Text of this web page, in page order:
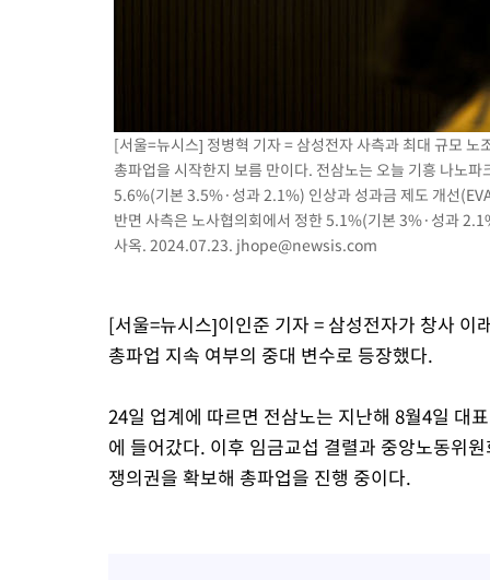
[서울=뉴시스] 정병혁 기자 = 삼성전자 사측과 최대 규모
총파업을 시작한지 보름 만이다. 전삼노는 오늘 기흥 나노
5.6%(기본 3.5%·성과 2.1%) 인상과 성과금 제도 개선
반면 사측은 노사협의회에서 정한 5.1%(기본 3%·성과
사옥. 2024.07.23. jhope@newsis.com
[서울=뉴시스]이인준 기자 = 삼성전자가 창사
총파업 지속 여부의 중대 변수로 등장했다.
24일 업계에 따르면 전삼노는 지난해 8월4일 대
에 들어갔다. 이후 임금교섭 결렬과 중앙노동위
쟁의권을 확보해 총파업을 진행 중이다.